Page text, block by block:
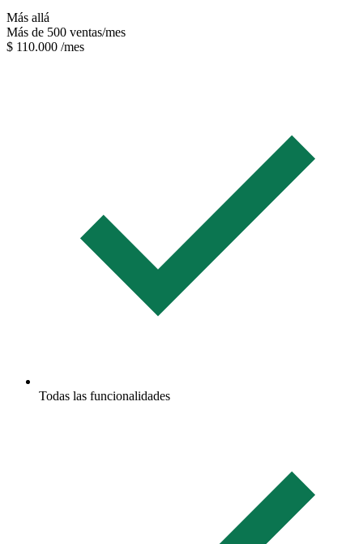
Más allá
Más de 500 ventas/mes
$ 110.000 /mes
Todas las funcionalidades